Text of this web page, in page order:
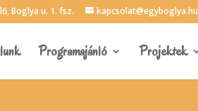
Boglya u. 1. fsz. kapcsolat@egyboglya.hu
Programajánló Projektek